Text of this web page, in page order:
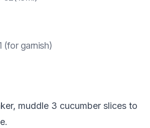
(for garnish)
muddle 3 cucumber slices to